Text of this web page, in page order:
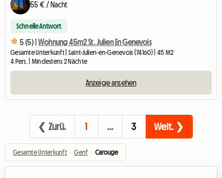
55 € / Nacht
Schnelle Antwort
5 (5) | Wohnung 45m2 St. Julien En Genevois
Gesamte Unterkunft | Saint-Julien-en-Genevois (74160) | 45 M2
4 Pers. | Mindestens 2 Nächte
Anzeige ansehen
❮ Zurü. 1 … 3 Weit. ❯
Gesamte Unterkunft › Genf › Carouge